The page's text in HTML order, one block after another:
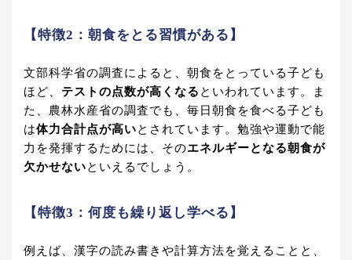
【特徴2：朝食をとる習慣がある】
文部科学省の調査によると、朝食をとっている子ども
ほど、 テストの点数が高くなる といわれています。ま
た、農林水産省の調査でも、毎日朝食を食べる子ども
は体力合計点が高いとされています。勉強や運動で能
力を発揮するためには、そのエネルギーとなる朝食が
欠かせないといえるでしょう。
【特徴3：何度も繰り返し学べる】
例えば、漢字の読み書きや計算方法を覚えることと、